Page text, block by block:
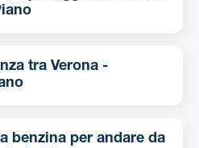
Verona -
benzina per andare da